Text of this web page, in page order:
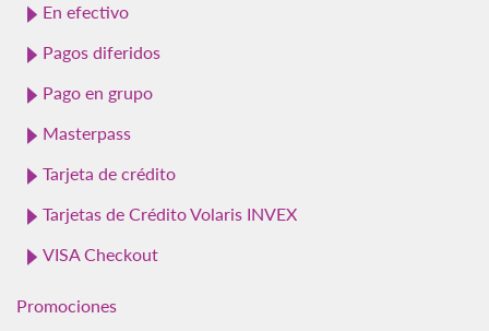
En efectivo
Pagos diferidos
Pago en grupo
Masterpass
Tarjeta de crédito
Tarjetas de Crédito Volaris INVEX
VISA Checkout
Promociones